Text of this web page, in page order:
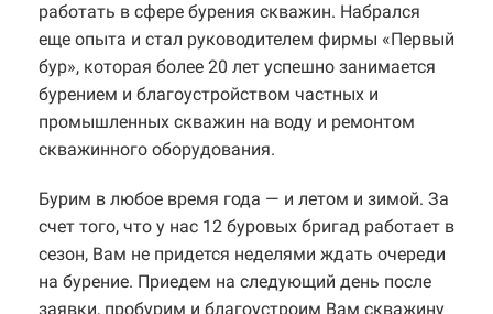
работать в сфере бурения скважин. Набрался
еще опыта и стал руководителем фирмы «Первый
бур», которая более 20 лет успешно занимается
бурением и благоустройством частных и
промышленных скважин на воду и ремонтом
скважинного оборудования.
Бурим в любое время года — и летом и зимой. За
счет того, что у нас 12 буровых бригад работает в
сезон, Вам не придется неделями ждать очереди
на бурение. Приедем на следующий день после
заявки, пробурим и благоустроим Вам скважину